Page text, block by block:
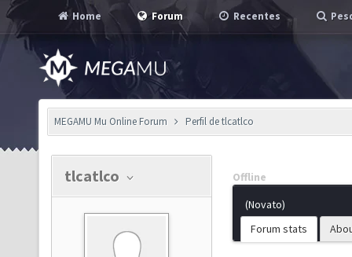
Home Forum Recentes
MEGAMU Mu Online Forum Perfil de tlcatlco
tlcatlco
Offline
(Novato)
Forum stats